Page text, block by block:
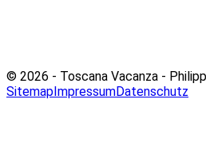
© 2026 - Toscana Vacanza -
SitemapImpressumDatenschutz